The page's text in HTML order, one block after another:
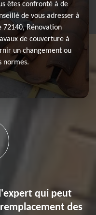
êtes confronté à de
de vous adresser à
72140, Rénovation
de couverture à
un changement ou
normes.
qui peut
des